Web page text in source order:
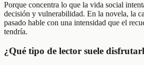
Porque concentra lo que la vida social
decisión y vulnerabilidad. En la novela, la
pasado hable con una intensidad que el
tendría.
¿Qué tipo de lector suele